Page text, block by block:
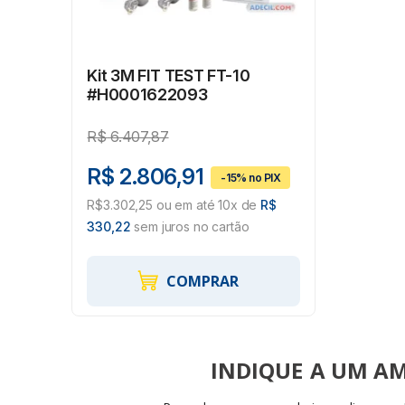
Kit 3M FIT TEST FT-10
#H0001622093
R$6.407,87
R$ 2.806,91
R$3.302,25 ou em até 10x de R$
330,22 sem juros no cartão
COMPRAR
INDIQUE